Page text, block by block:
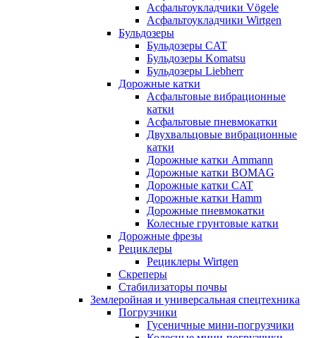
Асфальтоукладчики Vögele
Асфальтоукладчики Wirtgen
Бульдозеры
Бульдозеры CAT
Бульдозеры Komatsu
Бульдозеры Liebherr
Дорожные катки
Асфальтовые вибрационные
катки
Асфальтовые пневмокатки
Двухвальцовые вибрационные
катки
Дорожные катки Ammann
Дорожные катки BOMAG
Дорожные катки CAT
Дорожные катки Hamm
Дорожные пневмокатки
Колесные грунтовые катки
Дорожные фрезы
Рециклеры
Рециклеры Wirtgen
Скреперы
Стабилизаторы почвы
Землеройная и универсальная спецтехника
Погрузчики
Гусеничные мини-погрузчики